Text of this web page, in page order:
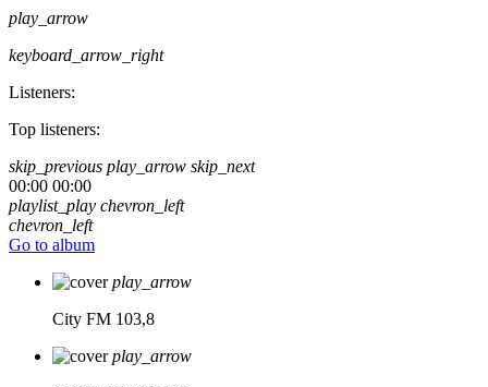
play_arrow
keyboard_arrow_right
Listeners:
Top listeners:
skip_previous play_arrow skip_next
00:00 00:00
playlist_play chevron_left
chevron_left
Go to album
play_arrow
City FM 103,8
play_arrow